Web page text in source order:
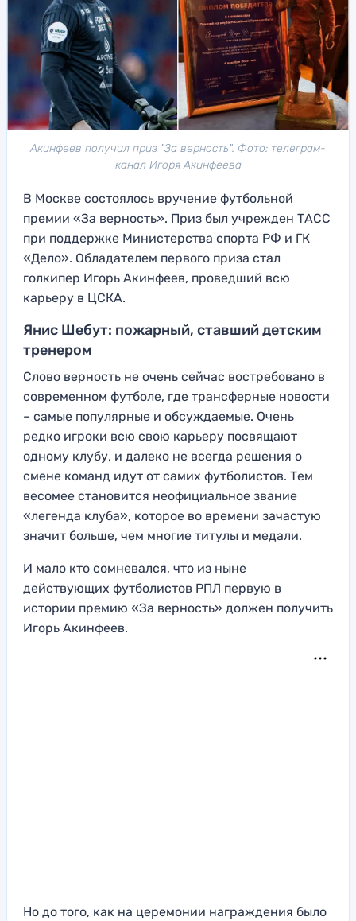
Акинфеев получил приз "За верность". Фото: телеграм-
канал Игоря Акинфеева
В Москве состоялось вручение футбольной
премии «За верность». Приз был учрежден ТАСС
при поддержке Министерства спорта РФ и ГК
«Дело». Обладателем первого приза стал
голкипер Игорь Акинфеев, проведший всю
карьеру в ЦСКА.
Янис Шебут: пожарный, ставший детским
тренером
Слово верность не очень сейчас востребовано в
современном футболе, где трансферные новости
– самые популярные и обсуждаемые. Очень
редко игроки всю свою карьеру посвящают
одному клубу, и далеко не всегда решения о
смене команд идут от самих футболистов. Тем
весомее становится неофициальное звание
«легенда клуба», которое во времени зачастую
значит больше, чем многие титулы и медали.
И мало кто сомневался, что из ныне
действующих футболистов РПЛ первую в
истории премию «За верность» должен получить
Игорь Акинфеев.
Но до того, как на церемонии награждения было